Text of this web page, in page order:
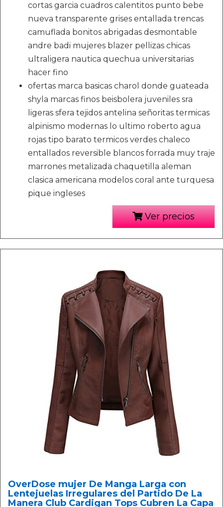
cortas garcia cuadros calentitos punto bebe
nueva transparente grises entallada trencas
camuflada bonitos abrigadas desmontable
andre badi mujeres blazer pellizas chicas
ultraligera nautica quechua universitarias
hacer fino
ofertas marca basicas charol donde guateada
shyla marcas finos beisbolera juveniles sra
ligeras sfera tejidos antelina señoritas termicas
alpinismo modernas lo ultimo roberto agua
rojas tipo barato termicos verdes chaleco
entallados reversible blancos forrada muy traje
marrones metalizada chaquetilla aleman
clasica americana modelos coral ante turquesa
pique ingleses
Ver precios
OverDose mujer De Manga Larga con
Lentejuelas Irregulares del Partido De La
Manera Club Cardigan Tops Cubren La Capa